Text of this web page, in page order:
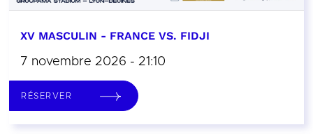
XV MASCULIN - FRANCE VS. FIDJI
7 novembre 2026 - 21:10
RÉSERVER